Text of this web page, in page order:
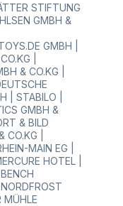
STIFTUNG
GMBH &
GMBH |
|
& CO.KG |
| STABILO |
GMBH &
& BILD
CO.KG |
MAIN EG |
HOTEL |
MÜHLE